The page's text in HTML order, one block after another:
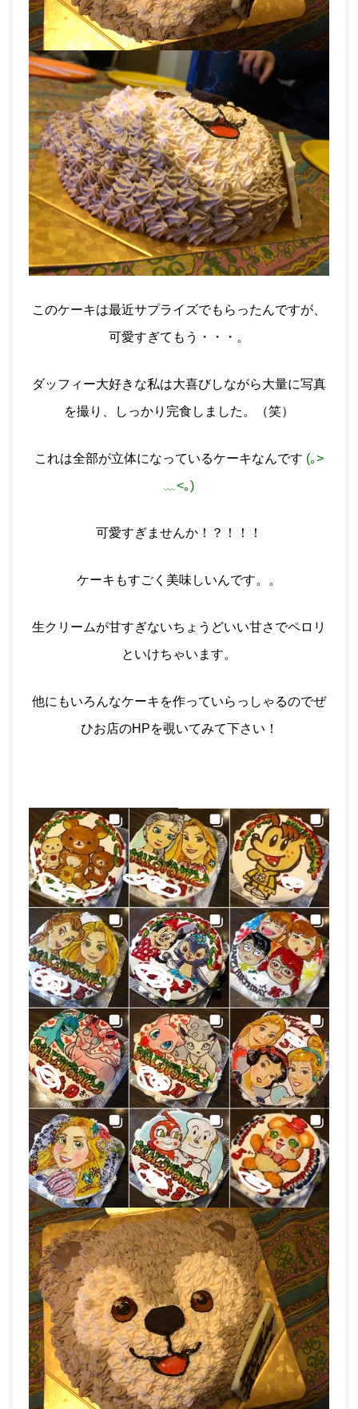
このケーキは最近サプライズでもらったんですが、
可愛すぎてもう・・・。
ダッフィー大好きな私は大喜びしながら大量に写真
を撮り、しっかり完食しました。（笑）
これは全部が立体になっているケーキなんです (｡>
﹏<｡)
可愛すぎませんか！？！！！
ケーキもすごく美味しいんです。。
生クリームが甘すぎないちょうどいい甘さでペロリ
といけちゃいます。
他にもいろんなケーキを作っていらっしゃるのでぜ
ひお店のHPを覗いてみて下さい！